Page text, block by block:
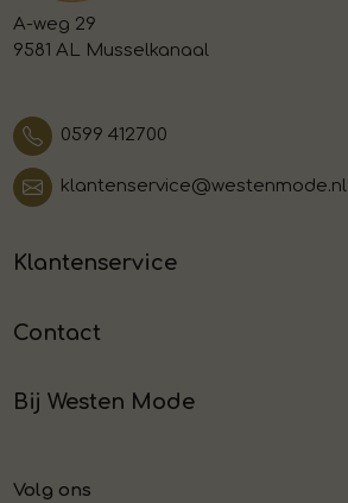
A-weg 29
9581 AL Musselkanaal
0599 412700
klantenservice@westenmode.nl
Klantenservice
Contact
Bij Westen Mode
Volg ons